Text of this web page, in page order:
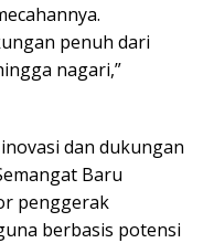
penuh dari
nagari,”
dan dukungan
Baru
penggerak
berbasis potensi